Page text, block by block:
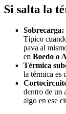
Si salta la
Sobrecarga:
Típico
pava al
en Boedo o
Térmica
la térmica es
dentro de un
algo en ese